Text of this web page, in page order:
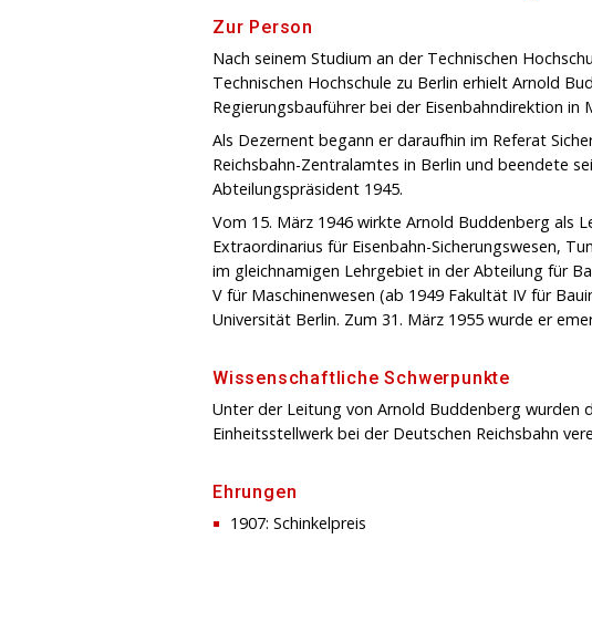
Zur Person
Nach seinem Studium an der Technischen
Technischen Hochschule zu Berlin erhielt Arnold
Regierungsbauführer bei der Eisenbahndirektion in
Als Dezernent begann er daraufhin im Referat
Reichsbahn-Zentralamtes in Berlin und beendete
Abteilungspräsident 1945.
Vom 15. März 1946 wirkte Arnold Buddenberg als
Extraordinarius für Eisenbahn-Sicherungswesen,
im gleichnamigen Lehrgebiet in der Abteilung für
V für Maschinenwesen (ab 1949 Fakultät IV für
Universität Berlin. Zum 31. März 1955 wurde er
Wissenschaftliche Schwerpunkte
Unter der Leitung von Arnold Buddenberg wurden
Einheitsstellwerk bei der Deutschen Reichsbahn
Ehrungen
1907: Schinkelpreis